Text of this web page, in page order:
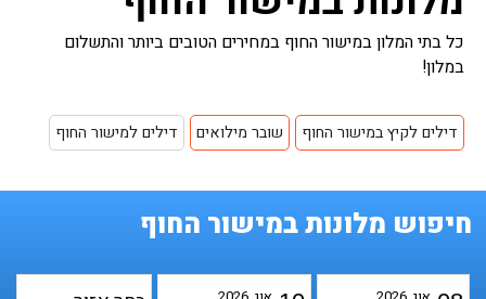
כל בתי המלון במישור החוף במחירים הטובים ביותר והתשלום
במלון!
דילים לקיץ במישור החוף שובר מילואים דילים למישור החוף
חיפוש מלונות במישור החוף